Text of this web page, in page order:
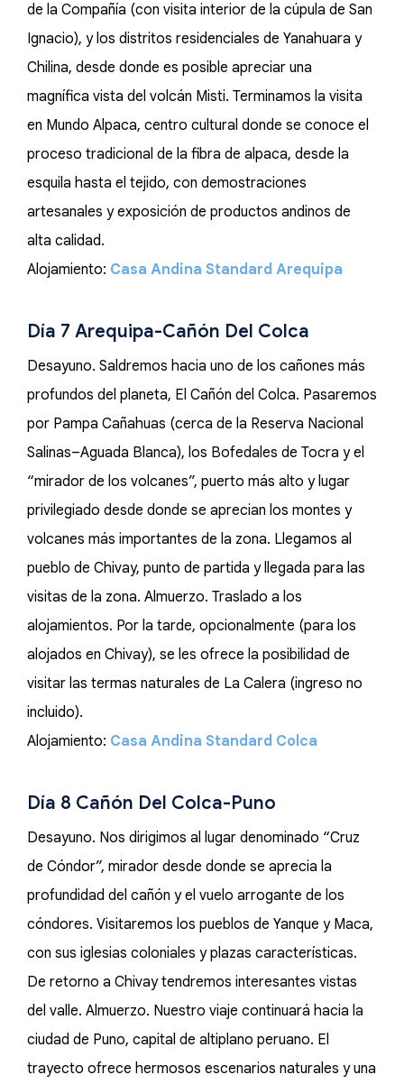
de la Compañía (con visita interior de la cúpula de San
Ignacio), y los distritos residenciales de Yanahuara y
Chilina, desde donde es posible apreciar una
magnífica vista del volcán Misti. Terminamos la visita
en Mundo Alpaca, centro cultural donde se conoce el
proceso tradicional de la fibra de alpaca, desde la
esquila hasta el tejido, con demostraciones
artesanales y exposición de productos andinos de
alta calidad.
Alojamiento: Casa Andina Standard Arequipa
Día 7 Arequipa-Cañón Del Colca
Desayuno. Saldremos hacia uno de los cañones más
profundos del planeta, El Cañón del Colca. Pasaremos
por Pampa Cañahuas (cerca de la Reserva Nacional
Salinas–Aguada Blanca), los Bofedales de Tocra y el
“mirador de los volcanes”, puerto más alto y lugar
privilegiado desde donde se aprecian los montes y
volcanes más importantes de la zona. Llegamos al
pueblo de Chivay, punto de partida y llegada para las
visitas de la zona. Almuerzo. Traslado a los
alojamientos. Por la tarde, opcionalmente (para los
alojados en Chivay), se les ofrece la posibilidad de
visitar las termas naturales de La Calera (ingreso no
incluido).
Alojamiento: Casa Andina Standard Colca
Día 8 Cañón Del Colca-Puno
Desayuno. Nos dirigimos al lugar denominado “Cruz
de Cóndor”, mirador desde donde se aprecia la
profundidad del cañón y el vuelo arrogante de los
cóndores. Visitaremos los pueblos de Yanque y Maca,
con sus iglesias coloniales y plazas características.
De retorno a Chivay tendremos interesantes vistas
del valle. Almuerzo. Nuestro viaje continuará hacia la
ciudad de Puno, capital de altiplano peruano. El
trayecto ofrece hermosos escenarios naturales y una